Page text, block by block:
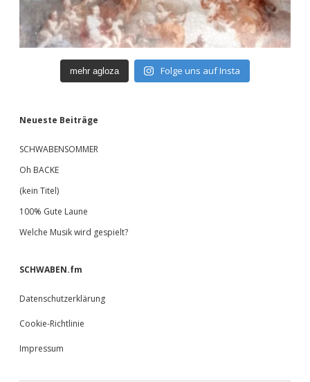
mehr agloza Folge uns auf Insta
Neueste Beiträge
SCHWABENSOMMER
Oh BACKE
(kein Titel)
100% Gute Laune
Welche Musik wird gespielt?
SCHWABEN.fm
Datenschutzerklärung
Cookie-Richtlinie
Impressum